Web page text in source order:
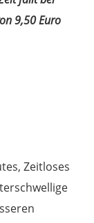
9,50 Euro
Zeitloses